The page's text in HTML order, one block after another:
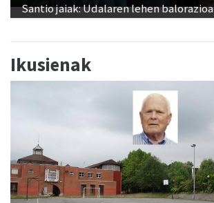
Santio jaiak: Udalaren lehen balorazioa
Ikusienak